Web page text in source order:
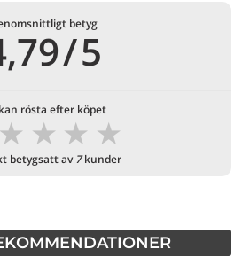
betyg
/5
rösta efter köpet
★
★
★
★
betygsatt av7kunder